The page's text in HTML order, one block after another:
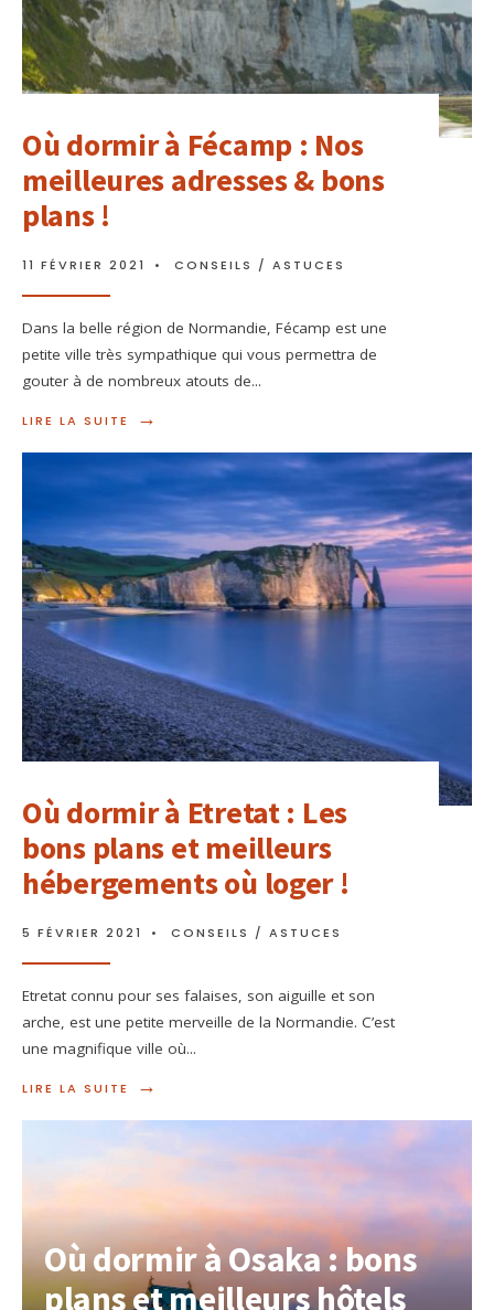
Où dormir à Fécamp : Nos
meilleures adresses & bons
plans !
11 FÉVRIER 2021 • CONSEILS / ASTUCES
Dans la belle région de Normandie, Fécamp est une
petite ville très sympathique qui vous permettra de
gouter à de nombreux atouts de...
LIRE LA SUITE →
Où dormir à Etretat : Les
bons plans et meilleurs
hébergements où loger !
5 FÉVRIER 2021 • CONSEILS / ASTUCES
Etretat connu pour ses falaises, son aiguille et son
arche, est une petite merveille de la Normandie. C’est
une magnifique ville où...
LIRE LA SUITE →
Où dormir à Osaka : bons
plans et meilleurs hôtels